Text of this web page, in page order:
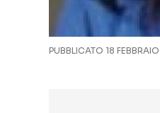
PUBBLICATO 18